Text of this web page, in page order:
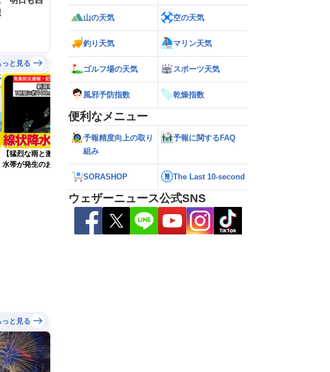
っと見る
【猛烈な雨と激しい雷雨】新潟は線状降
水帯が発生のおそれも＜気象防災速報・ それ 接近後はゲリラ雷雨の頻度高まる
っと見る
山の天気 空の天気
釣り天気 マリン天気
ゴルフ場の天気 スポーツ天気
風邪予防指数 乾燥指数
便利なメニュー
予報精度向上の取り
組み
予報に関するFAQ
SORASHOP The Last 10-second
ウェザーニュース公式SNS